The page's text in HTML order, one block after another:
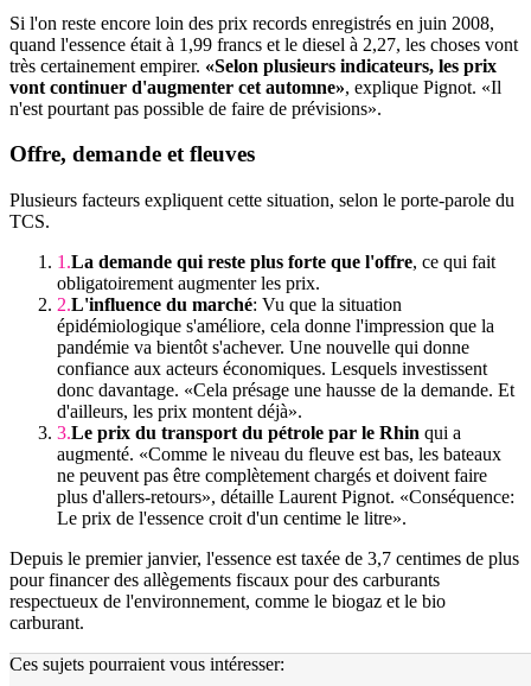
Si l'on reste encore loin des prix records enregistrés en juin 2008,
quand l'essence était à 1,99 francs et le diesel à 2,27, les choses vont
très certainement empirer. «Selon plusieurs indicateurs, les prix
vont continuer d'augmenter cet automne», explique Pignot. «Il
n'est pourtant pas possible de faire de prévisions».
Offre, demande et fleuves
Plusieurs facteurs expliquent cette situation, selon le porte-parole du
TCS.
La demande qui reste plus forte que l'offre, ce qui fait
obligatoirement augmenter les prix.
L'influence du marché: Vu que la situation
épidémiologique s'améliore, cela donne l'impression que la
pandémie va bientôt s'achever. Une nouvelle qui donne
confiance aux acteurs économiques. Lesquels investissent
donc davantage. «Cela présage une hausse de la demande. Et
d'ailleurs, les prix montent déjà».
Le prix du transport du pétrole par le Rhin qui a
augmenté. «Comme le niveau du fleuve est bas, les bateaux
ne peuvent pas être complètement chargés et doivent faire
plus d'allers-retours», détaille Laurent Pignot. «Conséquence:
Le prix de l'essence croit d'un centime le litre».
Depuis le premier janvier, l'essence est taxée de 3,7 centimes de plus
pour financer des allègements fiscaux pour des carburants
respectueux de l'environnement, comme le biogaz et le bio
carburant.
Ces sujets pourraient vous intéresser: